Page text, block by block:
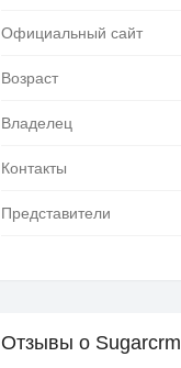
Официальный сайт
Возраст
Владелец
Контакты
Представители
Отзывы о Sugarcrm